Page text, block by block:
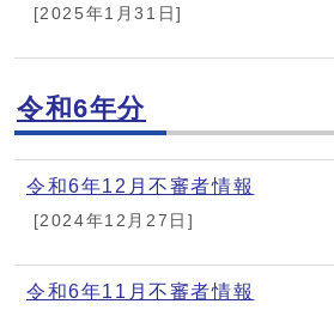
[2025年1月31日]
令和6年分
令和6年12月不審者情報
[2024年12月27日]
令和6年11月不審者情報